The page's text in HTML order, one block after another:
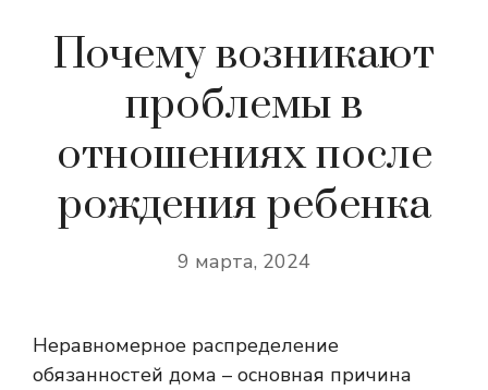
Почему возникают
проблемы в
отношениях после
рождения ребенка
9 марта, 2024
Неравномерное распределение
обязанностей дома – основная причина